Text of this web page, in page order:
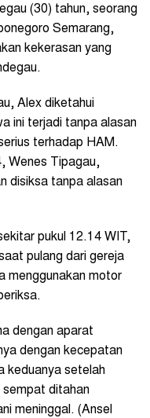
(30) tahun, seorang
Semarang,
kekerasan yang
Alex diketahui
ini terjadi tanpa alasan
terhadap HAM.
Wenes Tipagau,
disiksa tanpa alasan
pukul 12.14 WIT,
pulang dari gereja
menggunakan motor
dengan aparat
dengan kecepatan
keduanya setelah
ditahan
meninggal. (Ansel